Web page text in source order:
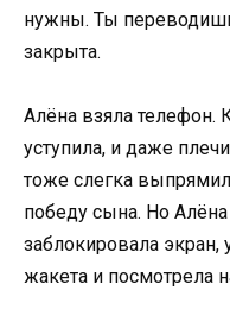
нужны. Ты
закрыта.
Алёна взяла телефон.
уступила, и даже
тоже слегка
победу сына. Но
заблокировала экран,
жакета и посмотрела